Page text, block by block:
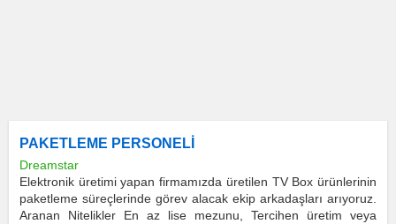
PAKETLEME PERSONELİ
Dreamstar
Elektronik üretimi yapan firmamızda üretilen TV Box ürünlerinin
paketleme süreçlerinde görev alacak ekip arkadaşları arıyoruz.
Aranan Nitelikler En az lise mezunu, Tercihen üretim veya